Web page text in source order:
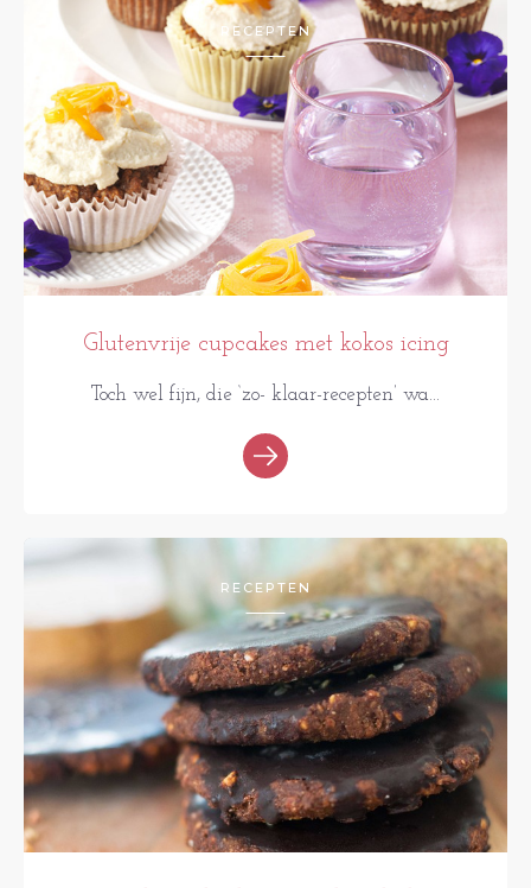
RECEPTEN
Glutenvrije cupcakes met kokos icing
Toch wel fijn, die ‘zo- klaar-recepten’ wa...
RECEPTEN